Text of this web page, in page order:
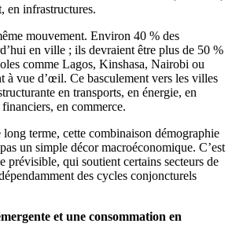
en infrastructures.
mouvement. Environ 40 % des
en ville ; ils devraient être plus de 50 %
comme Lagos, Kinshasa, Nairobi ou
à vue d’œil. Ce basculement vers les villes
en transports, en énergie, en
en commerce.
terme, cette combinaison démographie
un simple décor macroéconomique. C’est
prévisible, qui soutient certains secteurs de
des cycles conjoncturels
et une consommation en